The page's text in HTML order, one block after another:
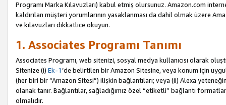
Programı Marka Kılavuzları) kabul etmiş olursunuz. Amazon.com
kaldırılan müşteri yorumlarının yasaklanması da dahil olmak üzere
ve kılavuzları dikkatlice okuyun.
1. Associates Programı Tanımı
Associates Programı, web sitenizi, sosyal medya kullanıcısı olarak
Sitenize (i) Ek-1’de belirtilen bir Amazon Sitesine, veya konum için
(her biri bir “Amazon Sitesi”) ilişkin bağlantıları; veya (ii) Alexa
olanak tanır. Bağlantılar, sağladığımız özel “etiketli” bağlantı
olmalıdır.